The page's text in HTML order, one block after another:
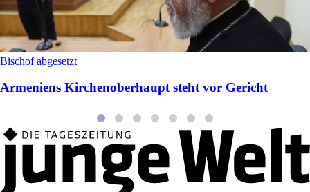
Bischof abgesetzt
Armeniens Kirchenoberhaupt steht vor Gericht